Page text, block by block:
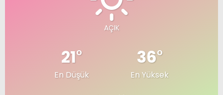
AÇIK
21°
En Düşük
36°
En Yüksek